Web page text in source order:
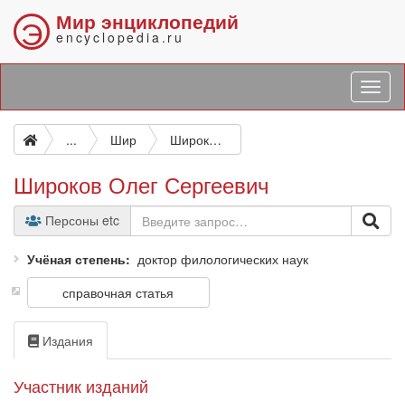
Э Мир энциклопедий
encyclopedia.ru
... Шир Широков Олег Сергеевич
Широков Олег Сергеевич
Персоны etc
Учёная степень
доктор филологических наук
справочная статья
Издания
Участник изданий